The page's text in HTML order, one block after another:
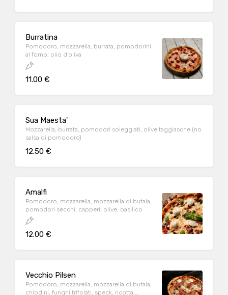
Burratina
Pomodoro, mozzarella, burrata, pomodorini
al forno, olio d'oliva
11.00 €
Sua Maesta'
Mozzarella, burrata, pomodori soleggiati, olive taggiasche (no
salsa di pomodoro)
12.50 €
Amalfi
Pomodoro, mozzarella, mozzarella di bufala,
pomodori secchi, capperi, olive, basilico
12.00 €
Vecchio Pilsen
Pomodoro, mozzarella, mozzarella di bufala,
chiodini, funghi trifolati, speck, ricotta,